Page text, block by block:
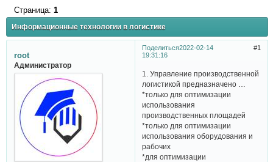
Информационные технологии в логистике
Страница: 1
Поделиться 1
2022-02-14
19:31:16
root
Администратор
1. Управление производственной
логистикой предназначено …
*только для оптимизации
использования
производственных площадей
*только для оптимизации
использования оборудования и
рабочих
*для оптимизации